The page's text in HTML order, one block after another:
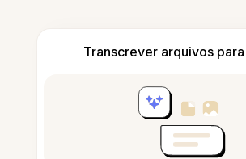
Transcrever arquivos